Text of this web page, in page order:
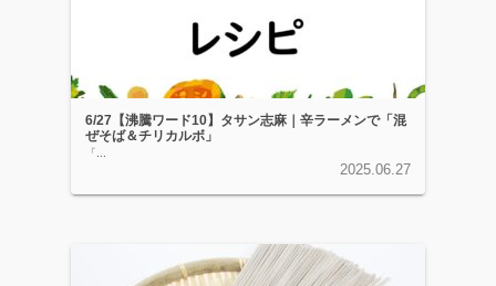
6/27【沸騰ワード10】タサン志麻｜辛ラーメンで「混
ぜそば＆チリカルボ」
「...
2025.06.27